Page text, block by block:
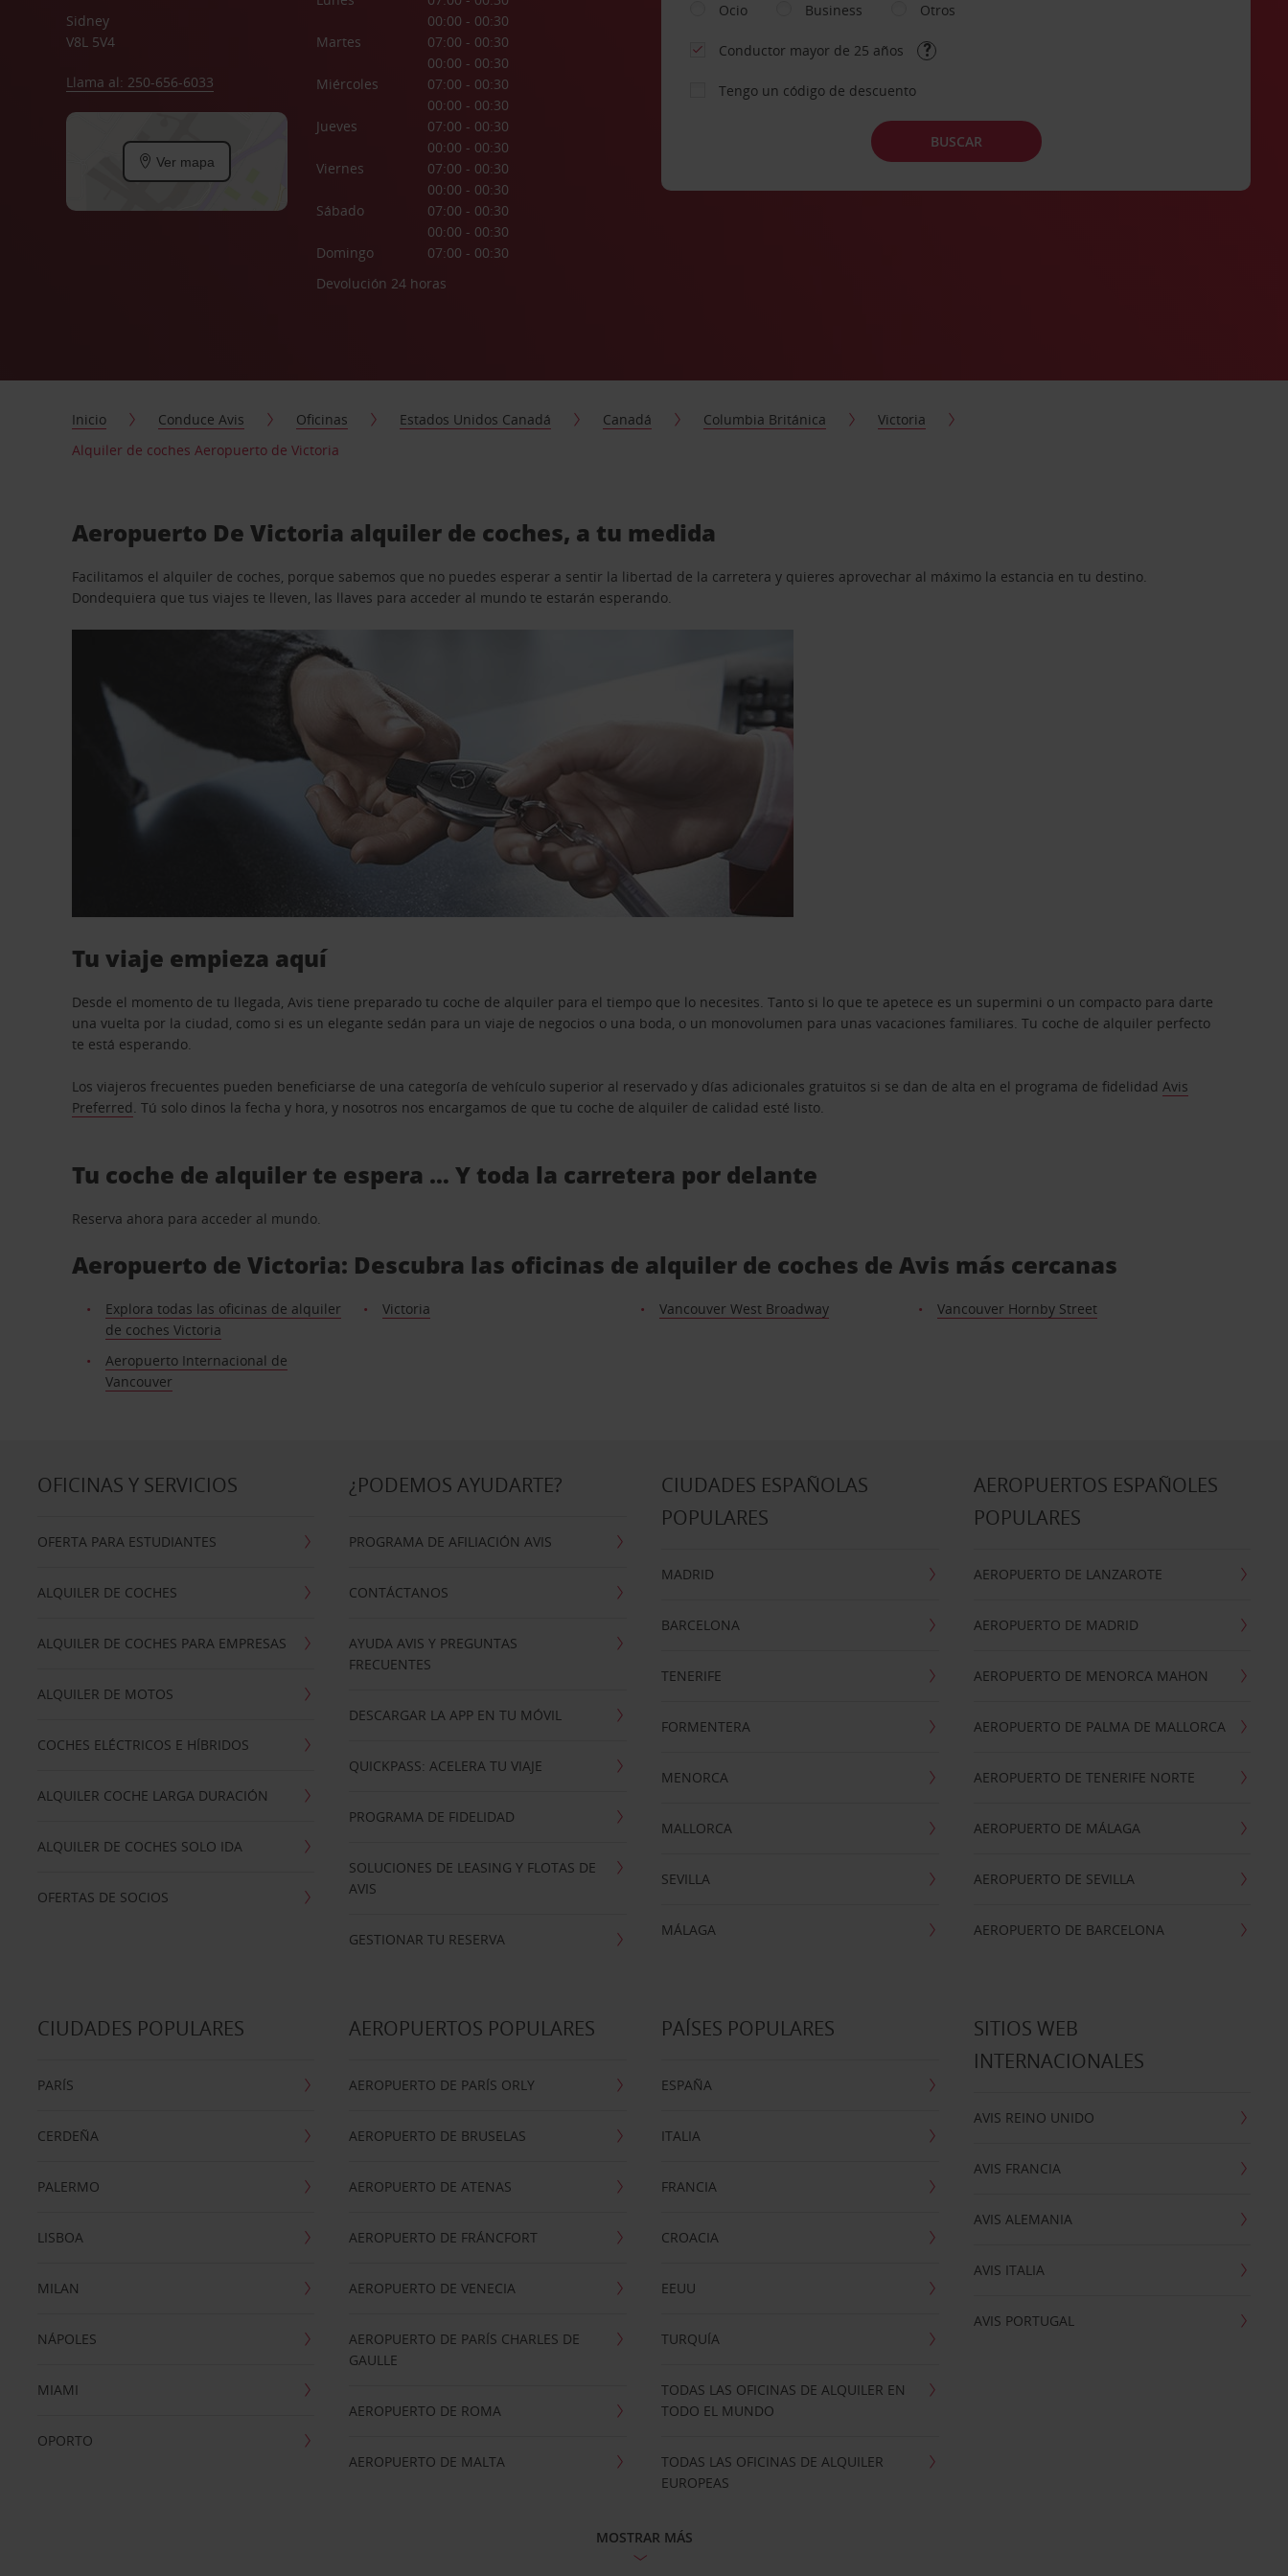
Sidney
V8L 5V4
Llama al: 250-656-6033
Ver mapa
00:00 - 00:30
Martes
07:00 - 00:30
00:00 - 00:30
Miércoles
07:00 - 00:30
00:00 - 00:30
Jueves
07:00 - 00:30
00:00 - 00:30
Viernes
07:00 - 00:30
00:00 - 00:30
Sábado
07:00 - 00:30
00:00 - 00:30
Domingo
07:00 - 00:30
Devolución 24 horas
Ocio
Business Otros
Conductor mayor de 25 años
Tengo un código de descuento
BUSCAR
Inicio Conduce Avis Oficinas Estados Unidos Canadá Canadá Columbia Británica
Victoria
Alquiler de coches Aeropuerto de Victoria
Aeropuerto De Victoria alquiler de coches, a tu medida
Facilitamos el alquiler de coches, porque sabemos que no puedes esperar a sentir la libertad de la carretera y quieres aprovechar al máximo la estancia en tu destino.
Dondequiera que tus viajes te lleven, las llaves para acceder al mundo te estarán esperando.
Tu viaje empieza aquí
Desde el momento de tu llegada, Avis tiene preparado tu coche de alquiler para el tiempo que lo necesites. Tanto si lo que te apetece es un supermini o un compacto para darte
una vuelta por la ciudad, como si es un elegante sedán para un viaje de negocios o una boda, o un monovolumen para unas vacaciones familiares. Tu coche de alquiler perfecto
te está esperando.
Los viajeros frecuentes pueden beneficiarse de una categoría de vehículo superior al reservado y días adicionales gratuitos si se dan de alta en el programa de fidelidadAvis
Preferred. Tú solo dinos la fecha y hora, y nosotros nos encargamos de que tu coche de alquiler de calidad esté listo.
Tu coche de alquiler te espera … Y toda la carretera por delante
Reserva ahora para acceder al mundo.
Aeropuerto de Victoria: Descubra las oficinas de alquiler de coches de Avis más cercanas
Explora todas las oficinas de alquiler
de coches Victoria
Victoria Vancouver West Broadway Vancouver Hornby Street
Aeropuerto Internacional de
Vancouver
OFICINAS Y SERVICIOS
OFERTA PARA ESTUDIANTES
ALQUILER DE COCHES
ALQUILER DE COCHES PARA EMPRESAS
ALQUILER DE MOTOS
COCHES ELÉCTRICOS E HÍBRIDOS
ALQUILER COCHE LARGA DURACIÓN
ALQUILER DE COCHES SOLO IDA
OFERTAS DE SOCIOS
¿PODEMOS AYUDARTE?
PROGRAMA DE AFILIACIÓN AVIS
CONTÁCTANOS
AYUDA AVIS Y PREGUNTAS
FRECUENTES
DESCARGAR LA APP EN TU MÓVIL
QUICKPASS: ACELERA TU VIAJE
PROGRAMA DE FIDELIDAD
SOLUCIONES DE LEASING Y FLOTAS DE
AVIS
GESTIONAR TU RESERVA
CIUDADES ESPAÑOLAS
POPULARES
MADRID
BARCELONA
TENERIFE
FORMENTERA
MENORCA
MALLORCA
SEVILLA
MÁLAGA
AEROPUERTOS ESPAÑOLES
POPULARES
AEROPUERTO DE LANZAROTE
AEROPUERTO DE MADRID
AEROPUERTO DE MENORCA MAHON
AEROPUERTO DE PALMA DE MALLORCA
AEROPUERTO DE TENERIFE NORTE
AEROPUERTO DE MÁLAGA
AEROPUERTO DE SEVILLA
AEROPUERTO DE BARCELONA
CIUDADES POPULARES
PARÍS
CERDEÑA
PALERMO
LISBOA
MILAN
NÁPOLES
MIAMI
OPORTO
AEROPUERTOS POPULARES
AEROPUERTO DE PARÍS ORLY
AEROPUERTO DE BRUSELAS
AEROPUERTO DE ATENAS
AEROPUERTO DE FRÁNCFORT
AEROPUERTO DE VENECIA
AEROPUERTO DE PARÍS CHARLES DE
GAULLE
AEROPUERTO DE ROMA
AEROPUERTO DE MALTA
PAÍSES POPULARES
ESPAÑA
ITALIA
FRANCIA
CROACIA
EEUU
TURQUÍA
TODAS LAS OFICINAS DE ALQUILER EN
TODO EL MUNDO
TODAS LAS OFICINAS DE ALQUILER
EUROPEAS
SITIOS WEB
INTERNACIONALES
AVIS REINO UNIDO
AVIS FRANCIA
AVIS ALEMANIA
AVIS ITALIA
AVIS PORTUGAL
MOSTRAR MÁS